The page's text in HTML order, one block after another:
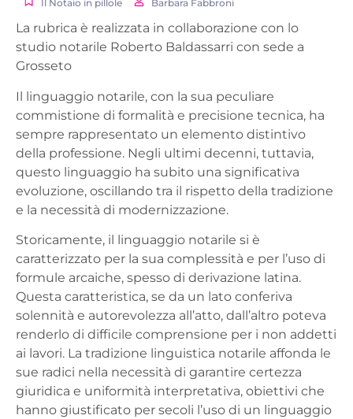
Il Notaio in pillole Barbara Fabbroni
La rubrica è realizzata in collaborazione con lo
studio notarile Roberto Baldassarri con sede a
Grosseto
Il linguaggio notarile, con la sua peculiare
commistione di formalità e precisione tecnica, ha
sempre rappresentato un elemento distintivo
della professione. Negli ultimi decenni, tuttavia,
questo linguaggio ha subito una significativa
evoluzione, oscillando tra il rispetto della tradizione
e la necessità di modernizzazione.
Storicamente, il linguaggio notarile si è
caratterizzato per la sua complessità e per l’uso di
formule arcaiche, spesso di derivazione latina.
Questa caratteristica, se da un lato conferiva
solennità e autorevolezza all’atto, dall’altro poteva
renderlo di difficile comprensione per i non addetti
ai lavori. La tradizione linguistica notarile affonda le
sue radici nella necessità di garantire certezza
giuridica e uniformità interpretativa, obiettivi che
hanno giustificato per secoli l’uso di un linguaggio